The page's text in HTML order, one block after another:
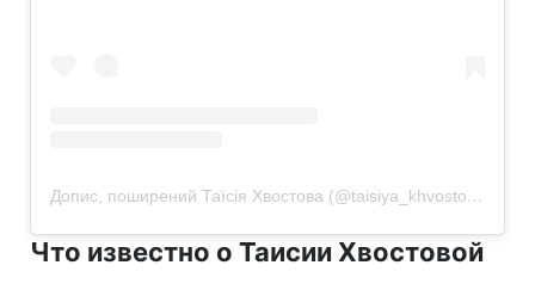
Допис, поширений Таїсія Хвостова (@taisiya_khvostova)
Что известно о Таисии Хвостовой